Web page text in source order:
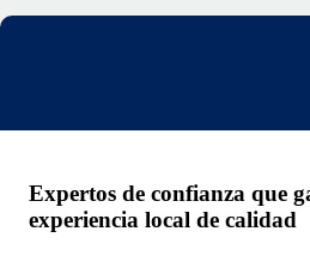
Expertos de confianza que
experiencia local de calidad